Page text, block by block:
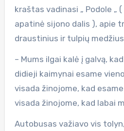
kraštas vadinasi „ Podole „
apatinė sijono dalis ), apie
draustinius ir tulpių
– Mums ilgai kalė į galvą,
didieji kaimynai esame
visada žinojome, kad
visada žinojome, kad labai
Autobusas važiavo vis